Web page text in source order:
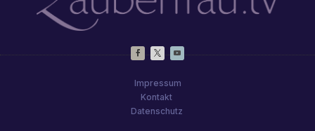
Impressum
Kontakt
Datenschutz